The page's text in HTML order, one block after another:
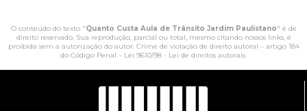
O conteúdo do texto "Quanto Custa Aula de Trânsito Jardim Paulistano" é de
direito reservado. Sua reprodução, parcial ou total, mesmo citando nossos links, é
proibida sem a autorização do autor. Crime de violação de direito autoral – artigo 184
do Código Penal – Lei 9610/98 - Lei de direitos autorais